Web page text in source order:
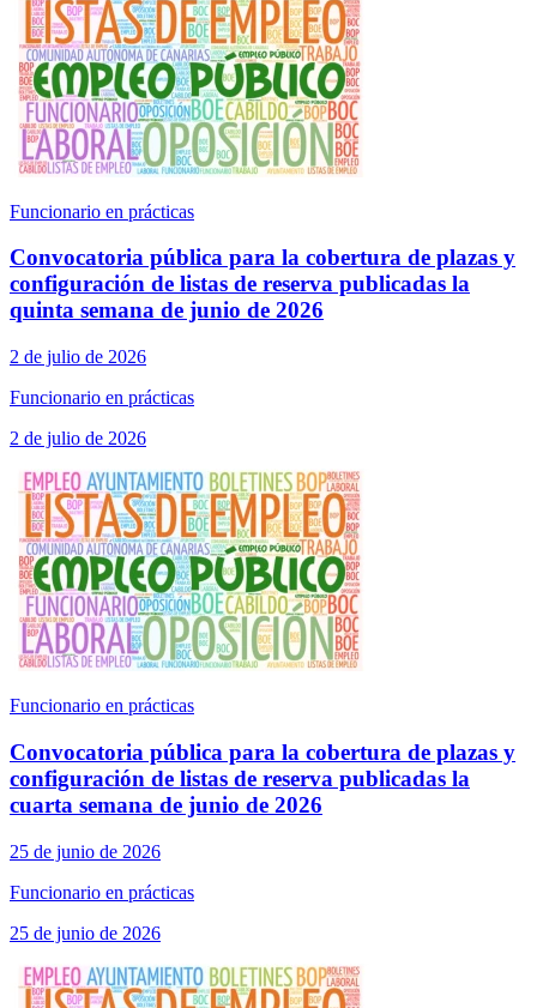
Funcionario en prácticas
Convocatoria pública para la cobertura de plazas y
configuración de listas de reserva publicadas la
quinta semana de junio de 2026
2 de julio de 2026
Funcionario en prácticas
2 de julio de 2026
Funcionario en prácticas
Convocatoria pública para la cobertura de plazas y
configuración de listas de reserva publicadas la
cuarta semana de junio de 2026
25 de junio de 2026
Funcionario en prácticas
25 de junio de 2026